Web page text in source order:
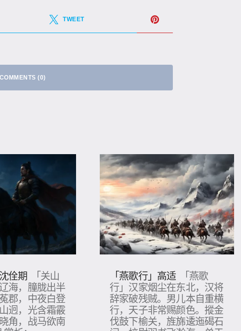
TWEET
(0)
佺期
「关山
海，朣胧出半
郡，中夜白登
迥，光含霜霰
角，战马欲南
「燕歌行」高适
「燕歌
行」汉家烟尘在东北，汉将
辞家破残贼。男儿本自重横
行，天子非常赐颜色。摐金
伐鼓下榆关，旌旆逶迤碣石